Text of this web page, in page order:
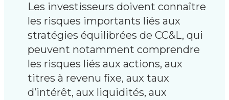
Les investisseurs doivent connaître
les risques importants liés aux
stratégies équilibrées de CC&L, qui
peuvent notamment comprendre
les risques liés aux actions, aux
titres à revenu fixe, aux taux
d’intérêt, aux liquidités, aux